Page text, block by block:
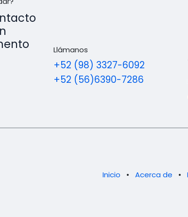
Llámanos
+52 (98) 3327-6092
+52 (56)6390-7286
Inicio • Acerca de •